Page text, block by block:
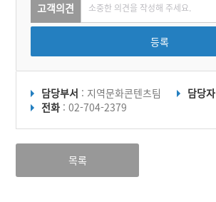
고객의견
등록
담당부서 : 지역문화콘텐츠팀 담당자
전화 : 02-704-2379
목록